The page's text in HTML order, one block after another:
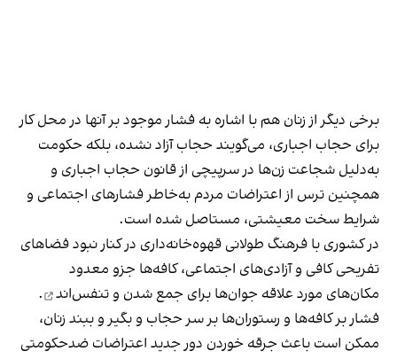
برخی دیگر از زنان هم با اشاره به فشار موجود بر آنها در محل کار
برای حجاب اجباری، می‌گویند حجاب آزاد نشده، بلکه حکومت
به‌دلیل شجاعت زن‌ها در سرپیچی از قانون حجاب اجباری و
همچنین ترس از اعتراضات مردم به‌خاطر فشارهای اجتماعی و
شرایط سخت معیشتی، مستاصل شده است.
در کشوری با فرهنگ طولانی قهوه‌‌خانه‌داری در کنار نبود فضاهای
تفریحی کافی و آزادی‌های اجتماعی، کافه‌ها جزو معدود
مکان‌های مورد علاقه جوان‌ها برای جمع شدن و تنفس‌اند
.
فشار بر کافه‌ها و رستوران‌ها بر سر حجاب و بگیر و ببند زنان،
ممکن است باعث جرقه خوردن دور جدید اعتراضات ضدحکومتی